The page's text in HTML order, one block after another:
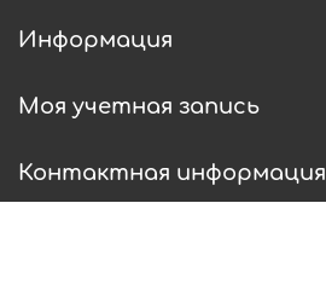
Информация
Моя учетная запись
Контактная информация